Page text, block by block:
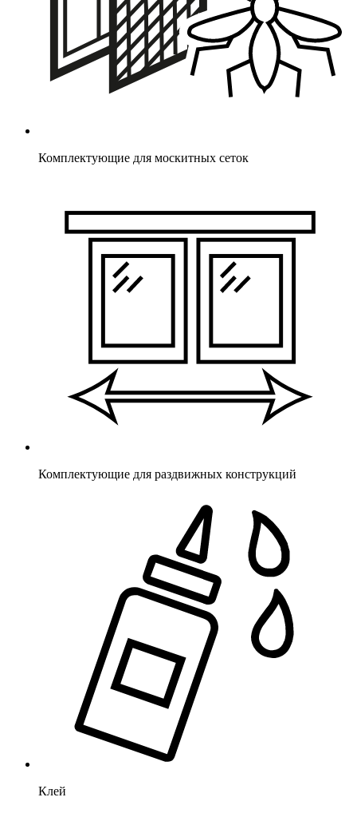
Комплектующие для москитных сеток
Комплектующие для раздвижных конструкций
Клей